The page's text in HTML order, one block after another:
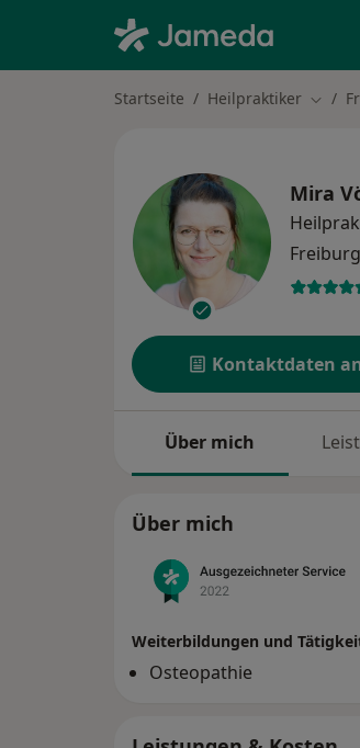
Startseite Heilpraktiker Stadt
Mira
Freiburg
Kontaktdaten
Über mich
Über mich
Weiterbildungen und
Osteopathie